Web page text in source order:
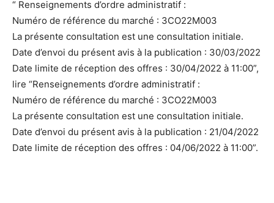
“ Renseignements d’ordre administratif :
Numéro de référence du marché : 3CO22M003
La présente consultation est une consultation initiale.
Date d’envoi du présent avis à la publication : 30/03/2022
Date limite de réception des offres : 30/04/2022 à 11:00”,
lire “Renseignements d’ordre administratif :
Numéro de référence du marché : 3CO22M003
La présente consultation est une consultation initiale.
Date d’envoi du présent avis à la publication : 21/04/2022
Date limite de réception des offres : 04/06/2022 à 11:00”.